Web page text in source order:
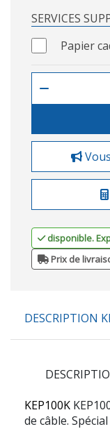
SERVICES
Papier
disponible.
Prix de
DESCRIPTION
KEP100K
de câble.